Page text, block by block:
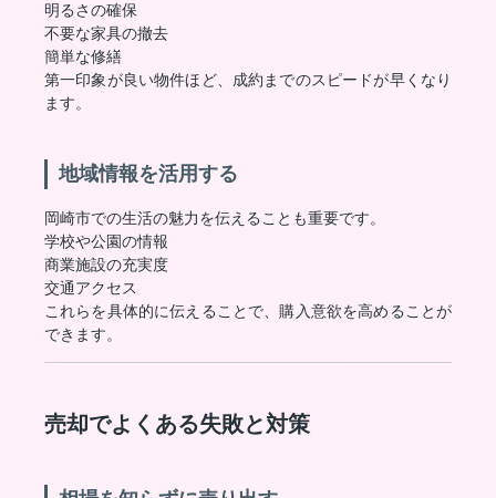
明るさの確保
不要な家具の撤去
簡単な修繕
第一印象が良い物件ほど、成約までのスピードが早くなり
ます。
地域情報を活用する
岡崎市での生活の魅力を伝えることも重要です。
学校や公園の情報
商業施設の充実度
交通アクセス
これらを具体的に伝えることで、購入意欲を高めることが
できます。
売却でよくある失敗と対策